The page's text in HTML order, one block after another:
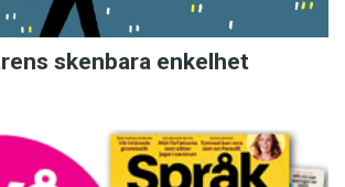
skenbara enkelhet